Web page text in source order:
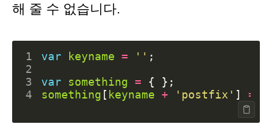
해 줄 수 없습니다.
1 var keyname = '' ;
2
3
var something = {
};
4
something [ keyname + 'postfix' ] =